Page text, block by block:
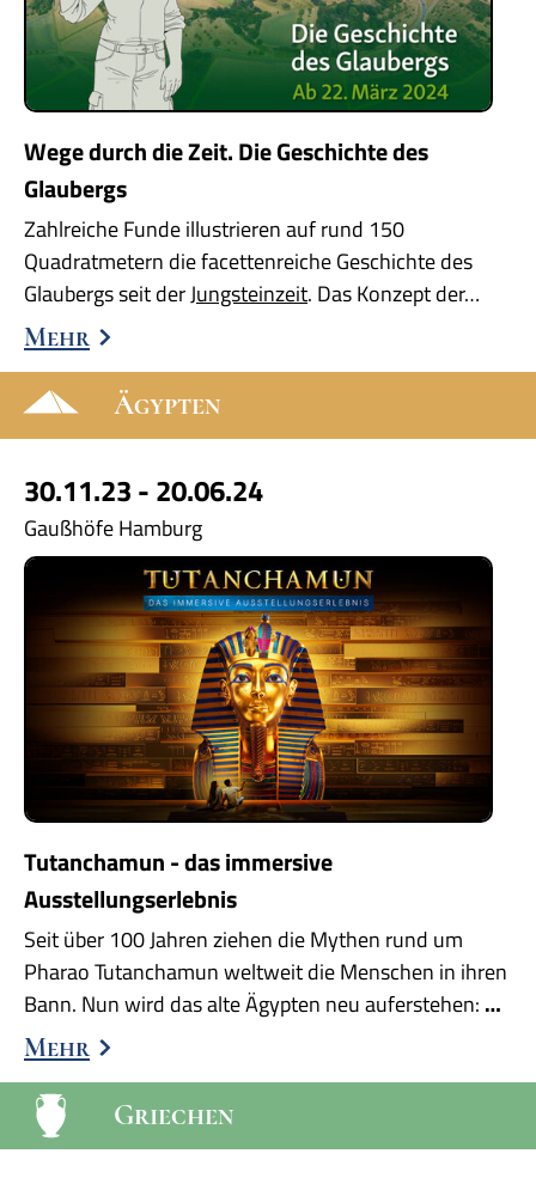
Wege durch die Zeit. Die Geschichte des
Glaubergs
Zahlreiche Funde illustrieren auf rund 150
Quadratmetern die facettenreiche Geschichte des
Glaubergs seit derJungsteinzeit. Das Konzept der…
Mehr
Ägypten
30.11.23 - 20.06.24
Gaußhöfe Hamburg
Tutanchamun - das immersive
Ausstellungserlebnis
Seit über 100 Jahren ziehen die Mythen rund um
Pharao Tutanchamun weltweit die Menschen in ihren
Bann. Nun wird das alte Ägypten neu auferstehen: …
Mehr
Griechen